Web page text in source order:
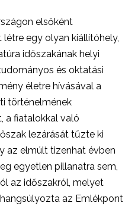
elsőként
egy olyan kiállítóhely,
időszakának helyi
és oktatási
életre hívásával a
történelmének
a fiatalokkal való
lezárását tűzte ki
az elmúlt tizenhat évben
egyetlen pillanatra sem,
az időszakról, melyet
az Emlékpont